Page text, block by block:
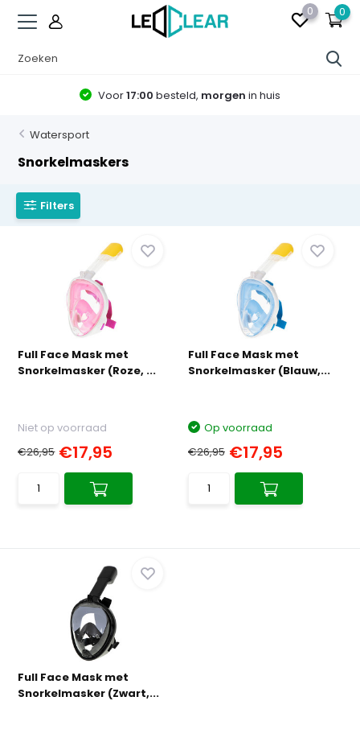
0 0
Voor17:00 besteld, morgen in huis
Watersport
Snorkelmaskers
Filters
Full Face Mask met
Snorkelmasker (Roze, ...
Niet op voorraad
€26,95 €17,95
Full Face Mask met
Snorkelmasker (Blauw,...
Op voorraad
€26,95 €17,95
Full Face Mask met
Snorkelmasker (Zwart,...